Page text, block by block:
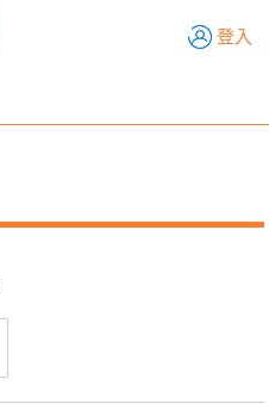
登入
輔銷工具 活動專區